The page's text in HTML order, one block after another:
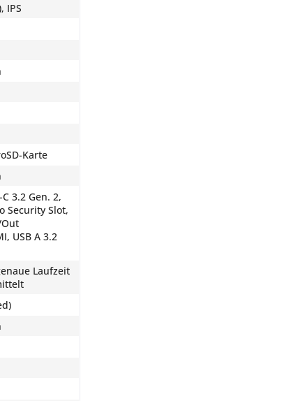
IPS
Karte
C 3.2 Gen. 2,
Security Slot,
Out
USB A 3.2
Laufzeit